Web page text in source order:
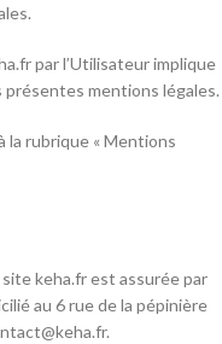
par l’Utilisateur implique
mentions légales.
la rubrique « Mentions
keha.fr est assurée par
au 6 rue de la pépinière